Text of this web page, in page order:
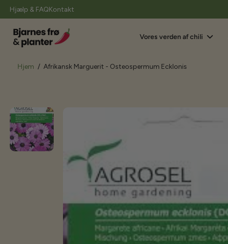
Hjælp & FAQKontakt
Vores verden af chili
Hjem / Afrikansk Marguerit - Osteospermum Ecklonis
Gå
til
produktoplysninger